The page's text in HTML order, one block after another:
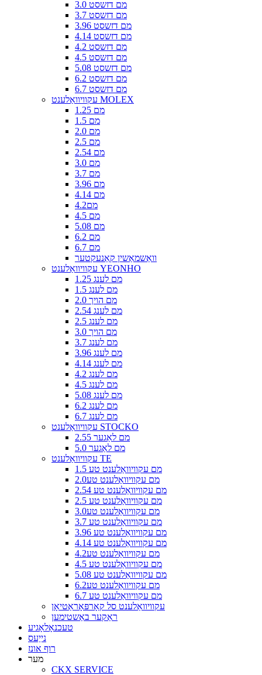
3.0 מם דזשסט
3.7 מם דזשסט
3.96 מם דזשסט
4.14 מם דזשסט
4.2 מם דזשסט
4.5 מם דזשסט
5.08 מם דזשסט
6.2 מם דזשסט
6.7 מם דזשסט
עקוויוואַלענט MOLEX
1.25 מם
1.5 מם
2.0 מם
2.5 מם
2.54 מם
3.0 מם
3.7 מם
3.96 מם
4.14 מם
4.2מם
4.5 מם
5.08 מם
6.2 מם
6.7 מם
וואַשמאַשין קאַנעקטער
עקוויוואַלענט YEONHO
1.25 מם לענג
1.5 מם לענג
2.0 מם הויך
2.54 מם לענג
2.5 מם לענג
3.0 מם הויך
3.7 מם לענג
3.96 מם לענג
4.14 מם לענג
4.2 מם לענג
4.5 מם לענג
5.08 מם לענג
6.2 מם לענג
6.7 מם לענג
עקוויוואַלענט STOCKO
2.55 מם לאַגער
5.0 מם לאַגער
עקוויוואַלענט TE
1.5 מם עקוויוואַלענט טע
2.0מם עקוויוואַלענט טע
2.54 מם עקוויוואַלענט טע
2.5 מם עקוויוואַלענט טע
3.0מם עקוויוואַלענט טע
3.7 מם עקוויוואַלענט טע
3.96 מם עקוויוואַלענט טע
4.14 מם עקוויוואַלענט טע
4.2מם עקוויוואַלענט טע
4.5 מם עקוויוואַלענט טע
5.08 מם עקוויוואַלענט טע
6.2מם עקוויוואַלענט טע
6.7 מם עקוויוואַלענט טע
עקוויוואַלענט סל קאָרפּאָראַטיאָן
ראַקער באַשטימען
טעכנאָלאָגיע
נייַעס
רוף אונז
מער
CKX SERVICE